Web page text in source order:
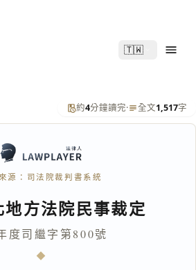
🇹🇼
約4分鐘讀完· 全文1,517字
源：司法院裁判書系統
地方法院民事裁定
度司繼字第800號